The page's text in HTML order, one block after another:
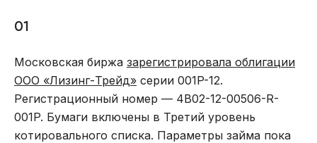
01
Московская биржа зарегистрировала облигации
ООО «Лизинг-Трейд» серии 001P-12.
Регистрационный номер — 4B02-12-00506-R-
001P. Бумаги включены в Третий уровень
котировального списка. Параметры займа пока